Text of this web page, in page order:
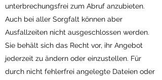
unterbrechungsfrei zum Abruf anzubieten.
Auch bei aller Sorgfalt können aber
Ausfallzeiten nicht ausgeschlossen werden.
Sie behält sich das Recht vor, ihr Angebot
jederzeit zu ändern oder einzustellen. Für
durch nicht fehlerfrei angelegte Dateien oder